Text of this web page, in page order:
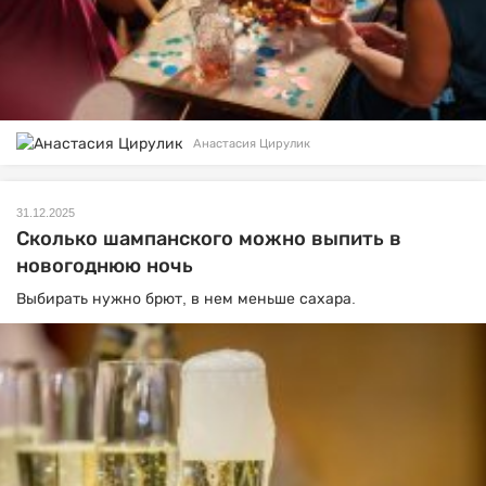
Анастасия Цирулик
31.12.2025
Сколько шампанского можно выпить в
новогоднюю ночь
Выбирать нужно брют, в нем меньше сахара.